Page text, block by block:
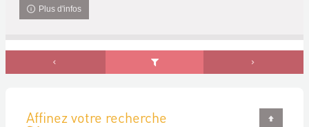
Plus d'infos
Affinez votre recherche